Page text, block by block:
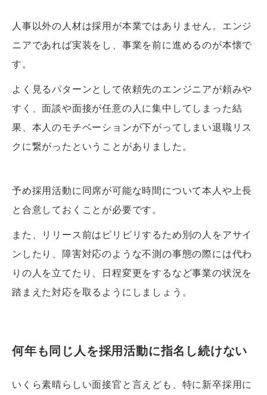
人事以外の人材は採用が本業ではありません。エンジ
ニアであれば実装をし、事業を前に進めるのが本懐で
す。
よく見るパターンとして依頼先のエンジニアが頼みや
すく、面談や面接が任意の人に集中してしまった結
果、本人のモチベーションが下がってしまい退職リス
クに繋がったということがありました。
予め採用活動に同席が可能な時間について本人や上長
と合意しておくことが必要です。
また、リリース前はピリピリするため別の人をアサイ
ンしたり、障害対応のような不測の事態の際には代わ
りの人を立てたり、日程変更をするなど事業の状況を
踏まえた対応を取るようにしましょう。
何年も同じ人を採用活動に指名し続けない
いくら素晴らしい面接官と言えども、特に新卒採用に